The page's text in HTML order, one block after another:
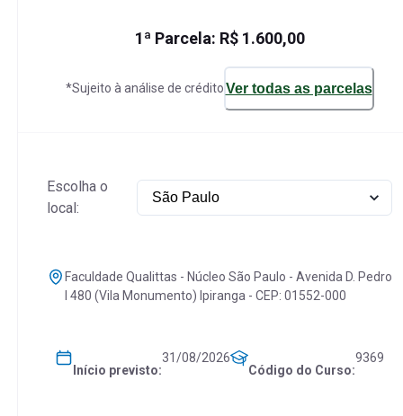
1ª Parcela: R$ 1.600,00
*Sujeito à análise de créditoVer todas as parcelas
Escolha o
local:
Faculdade Qualittas - Núcleo São Paulo - Avenida D. Pedro
I 480 (Vila Monumento) Ipiranga - CEP: 01552-000
Início previsto:
31/08/2026
Código do Curso:
9369